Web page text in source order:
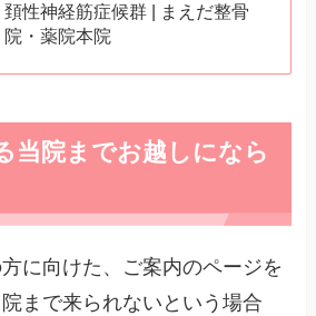
頚性神経筋症候群 | まえだ整骨
院・薬院本院
当院までお越しになら
に向けた、ご案内のページを
まで来られないという場合